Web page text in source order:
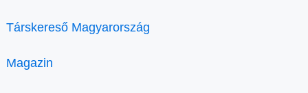
Társkereső Magyarország
Magazin